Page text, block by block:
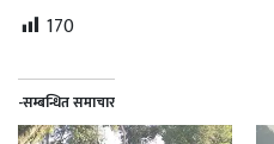
170
-सम्बन्धित समाचार